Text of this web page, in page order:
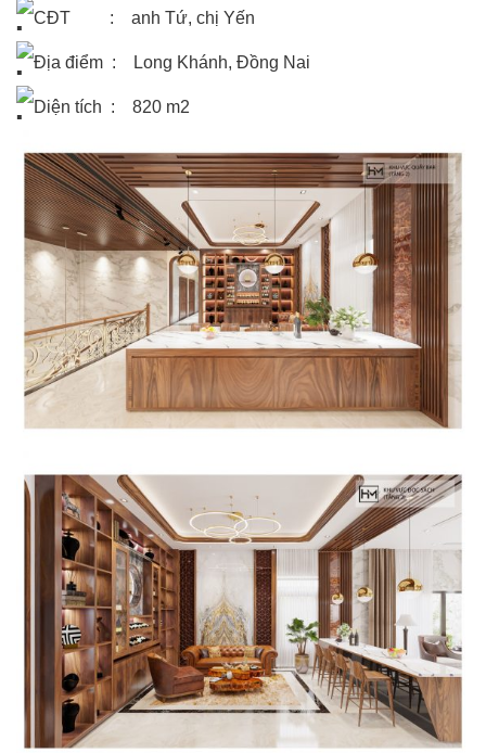
CĐT : anh Tứ, chị Yến
Địa điểm : Long Khánh, Đồng Nai
Diện tích : 820 m2